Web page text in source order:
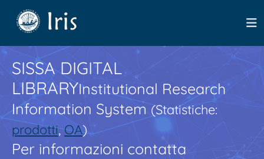
SISSA DIGITAL
LIBRARYInstitutional Research
Information System(Statistiche:
prodotti,OA)
Per informazioni contatta